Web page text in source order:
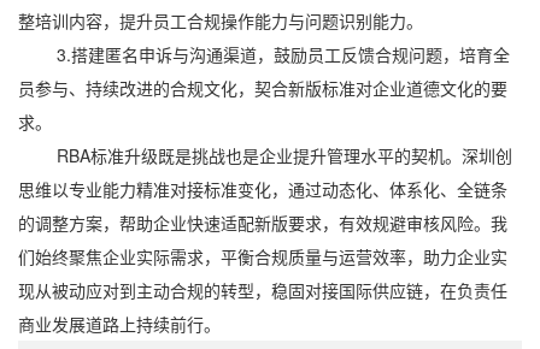
整培训内容，提升员工合规操作能力与问题识别能力。
3.搭建匿名申诉与沟通渠道，鼓励员工反馈合规问题，培育全
员参与、持续改进的合规文化，契合新版标准对企业道德文化的要
求。
RBA标准升级既是挑战也是企业提升管理水平的契机。深圳创
思维以专业能力精准对接标准变化，通过动态化、体系化、全链条
的调整方案，帮助企业快速适配新版要求，有效规避审核风险。我
们始终聚焦企业实际需求，平衡合规质量与运营效率，助力企业实
现从被动应对到主动合规的转型，稳固对接国际供应链，在负责任
商业发展道路上持续前行。